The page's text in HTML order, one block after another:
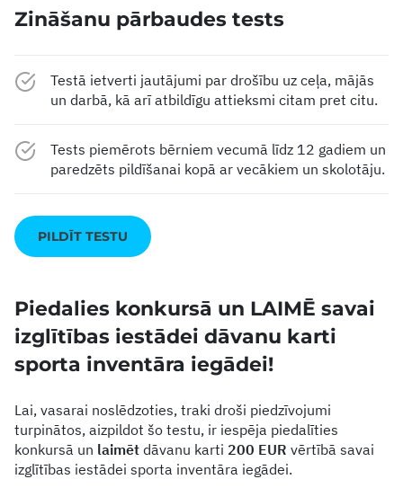
Zināšanu pārbaudes tests
Testā ietverti jautājumi par drošību uz ceļa, mājās
un darbā, kā arī atbildīgu attieksmi citam pret citu.
Tests piemērots bērniem vecumā līdz 12 gadiem un
paredzēts pildīšanai kopā ar vecākiem un skolotāju.
PILDĪT TESTU
Piedalies konkursā un LAIMĒ savai
izglītības iestādei dāvanu karti
sporta inventāra iegādei!
Lai, vasarai noslēdzoties, traki droši piedzīvojumi
turpinātos, aizpildot šo testu, ir iespēja piedalīties
konkursā un laimēt dāvanu karti 200 EUR vērtībā savai
izglītības iestādei sporta inventāra iegādei.